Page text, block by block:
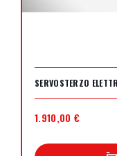
SERVOSTERZO
1.910,00 €